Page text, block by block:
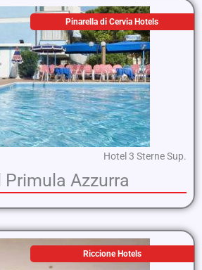
Pinarella di Cervia Hotels
Hotel 3 Sterne Sup.
Primula Azzurra
Riccione Hotels